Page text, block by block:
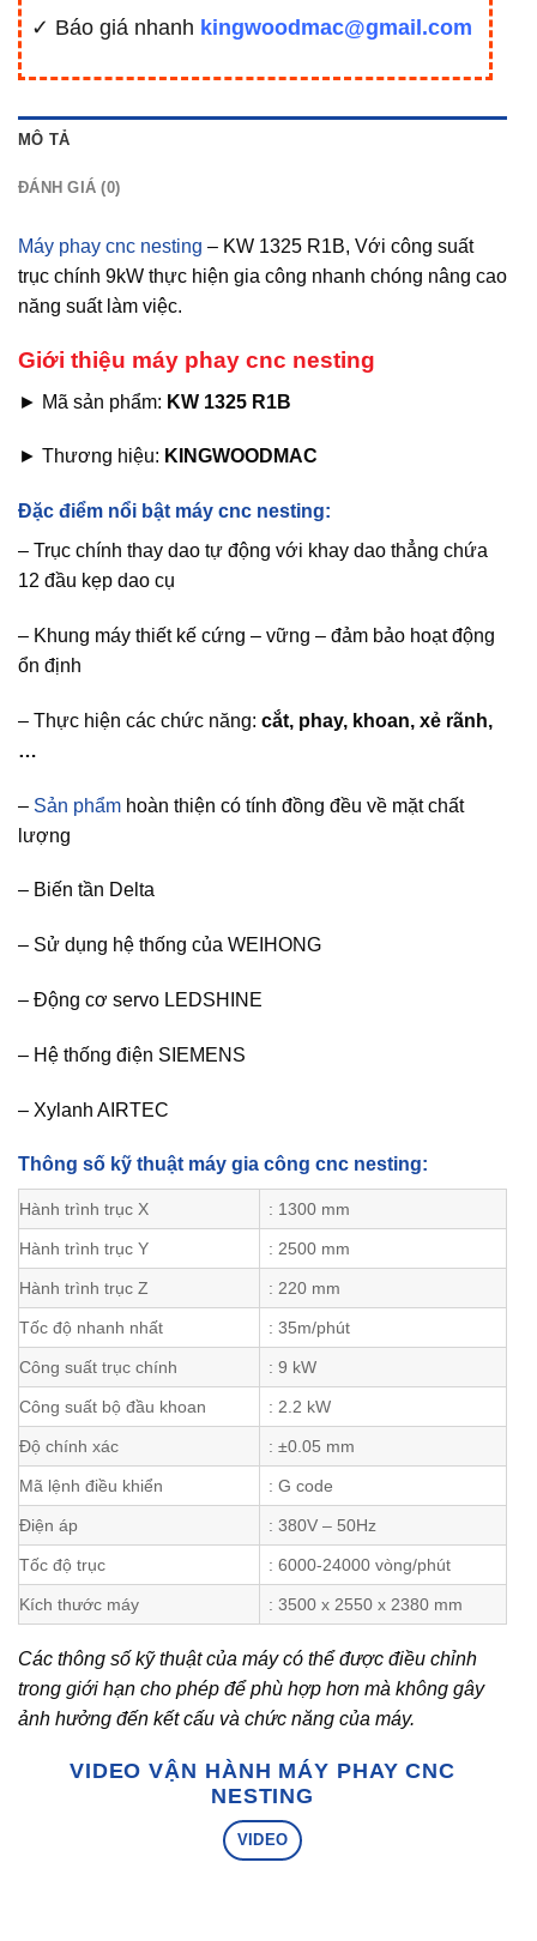
✓ Báo giá nhanh kingwoodmac@gmail.com
MÔ TẢ
ĐÁNH GIÁ (0)
Máy phay cnc nesting – KW 1325 R1B, Với công suất
trục chính 9kW thực hiện gia công nhanh chóng nâng cao
năng suất làm việc.
Giới thiệu máy phay cnc nesting
► Mã sản phẩm: KW 1325 R1B
► Thương hiệu: KINGWOODMAC
Đặc điểm nổi bật máy cnc nesting:
– Trục chính thay dao tự động với khay dao thẳng chứa
12 đầu kẹp dao cụ
– Khung máy thiết kế cứng – vững – đảm bảo hoạt động
ổn định
– Thực hiện các chức năng: cắt, phay, khoan, xẻ rãnh,
…
– Sản phẩm hoàn thiện có tính đồng đều về mặt chất
lượng
– Biến tần Delta
– Sử dụng hệ thống của WEIHONG
– Động cơ servo LEDSHINE
– Hệ thống điện SIEMENS
– Xylanh AIRTEC
Thông số kỹ thuật máy gia công cnc nesting:
Hành trình trục X : 1300 mm
Hành trình trục Y : 2500 mm
Hành trình trục Z : 220 mm
Tốc độ nhanh nhất : 35m/phút
Công suất trục chính : 9 kW
Công suất bộ đầu khoan : 2.2 kW
Độ chính xác : ±0.05 mm
Mã lệnh điều khiển : G code
Điện áp : 380V – 50Hz
Tốc độ trục : 6000-24000 vòng/phút
Kích thước máy : 3500 x 2550 x 2380 mm
Các thông số kỹ thuật của máy có thể được điều chỉnh
trong giới hạn cho phép để phù hợp hơn mà không gây
ảnh hưởng đến kết cấu và chức năng của máy.
VIDEO VẬN HÀNH MÁY PHAY CNC
NESTING
VIDEO